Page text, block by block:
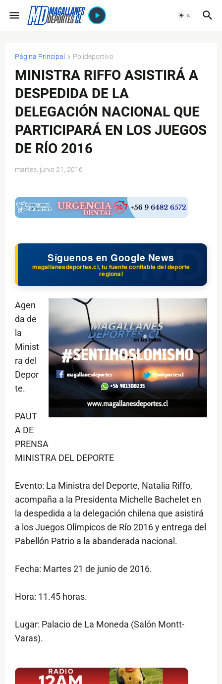
Página Principal Polideportivo
MINISTRA RIFFO ASISTIRÁ A
DESPEDIDA DE LA
DELEGACIÓN NACIONAL QUE
PARTICIPARÁ EN LOS JUEGOS
DE RÍO 2016
martes, junio 21, 2016
Síguenos en Google News
magallanesdeportes.cl, tu fuente confiable del deporte
regional
Agen
da de
la
Minist
ra del
Depor
te.
PAUT
A DE
PRENSA
MINISTRA DEL DEPORTE
Evento: La Ministra del Deporte, Natalia Riffo,
acompaña a la Presidenta Michelle Bachelet en
la despedida a la delegación chilena que asistirá
a los Juegos Olímpicos de Río 2016 y entrega del
Pabellón Patrio a la abanderada nacional.
Fecha: Martes 21 de junio de 2016.
Hora: 11.45 horas.
Lugar: Palacio de La Moneda (Salón Montt-
Varas).